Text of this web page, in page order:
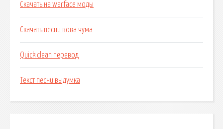
Скачать на warface моды
Скачать песни вова чума
Quick clean перевод
Текст песни выдумка